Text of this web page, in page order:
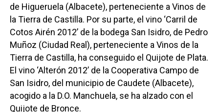
de Higueruela (Albacete), perteneciente a Vinos de
la Tierra de Castilla. Por su parte, el vino ‘Carril de
Cotos Airén 2012’ de la bodega San Isidro, de Pedro
Muñoz (Ciudad Real), perteneciente a Vinos de la
Tierra de Castilla, ha conseguido el Quijote de Plata.
El vino ‘Alterón 2012’ de la Cooperativa Campo de
San Isidro, del municipio de Caudete (Albacete),
acogido a la D.O. Manchuela, se ha alzado con el
Quijote de Bronce.